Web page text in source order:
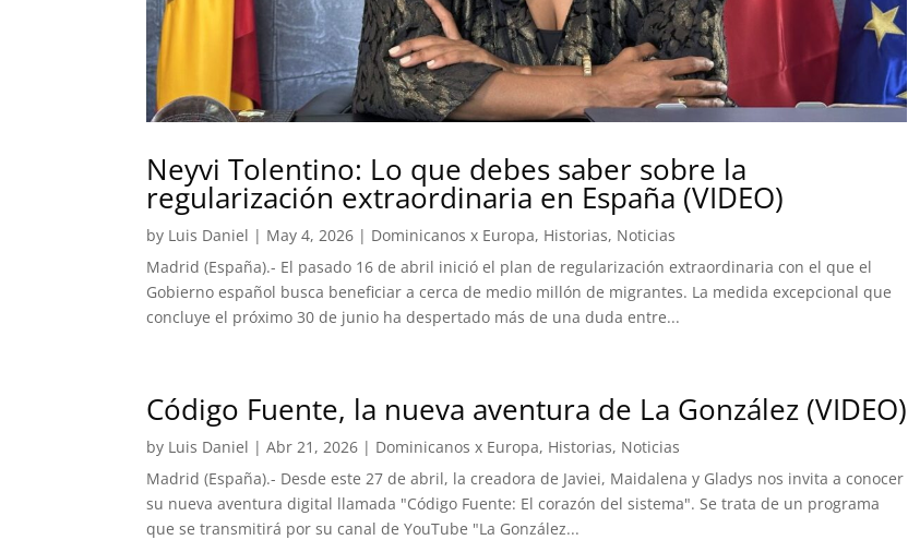
Neyvi Tolentino: Lo que debes saber sobre la
regularización extraordinaria en España (VIDEO)
by Luis Daniel | May 4, 2026 | Dominicanos x Europa, Historias, Noticias
Madrid (España).- El pasado 16 de abril inició el plan de regularización extraordinaria con el que el
Gobierno español busca beneficiar a cerca de medio millón de migrantes. La medida excepcional que
concluye el próximo 30 de junio ha despertado más de una duda entre...
Código Fuente, la nueva aventura de La González (VIDEO)
by Luis Daniel |Abr 21, 2026 | Dominicanos x Europa, Historias, Noticias
Madrid (España).- Desde este 27 de abril, la creadora de Javiei, Maidalena y Gladys nos invita a conocer
su nueva aventura digital llamada "Código Fuente: El corazón del sistema". Se trata de un programa
que se transmitirá por su canal de YouTube "La González...